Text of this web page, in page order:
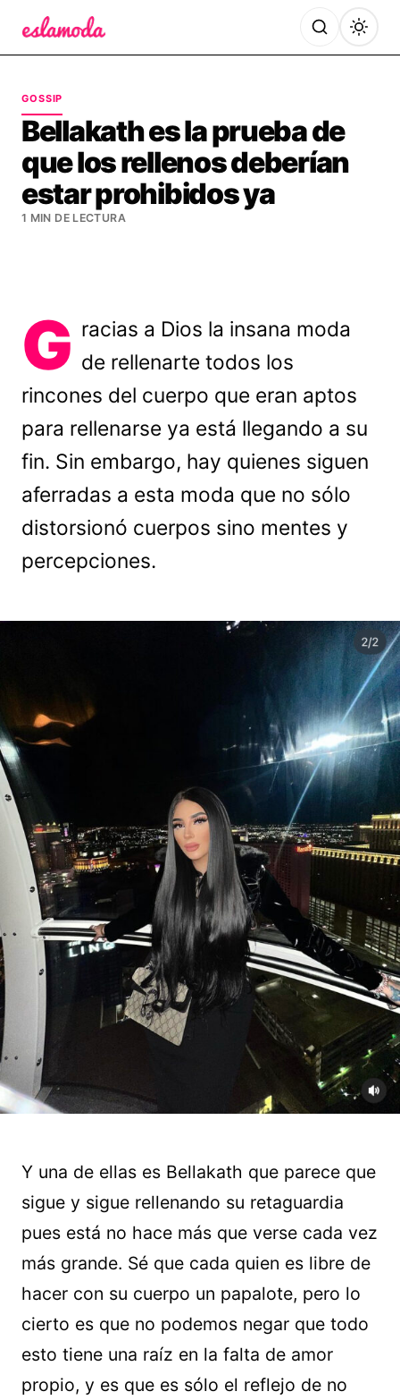
GOSSIP
Bellakath es la prueba de
que los rellenos deberían
estar prohibidos ya
1 MIN DE LECTURA
G racias a Dios la insana moda
de rellenarte todos los
rincones del cuerpo que eran aptos
para rellenarse ya está llegando a su
fin. Sin embargo, hay quienes siguen
aferradas a esta moda que no sólo
distorsionó cuerpos sino mentes y
percepciones.
Y una de ellas es Bellakath que parece que
sigue y sigue rellenando su retaguardia
pues está no hace más que verse cada vez
más grande. Sé que cada quien es libre de
hacer con su cuerpo un papalote, pero lo
cierto es que no podemos negar que todo
esto tiene una raíz en la falta de amor
propio, y es que es sólo el reflejo de no